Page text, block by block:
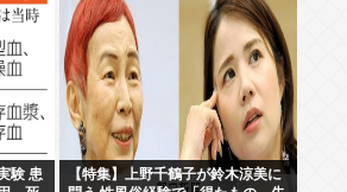
験 患
【特集】上野千鶴子が鈴木涼美に